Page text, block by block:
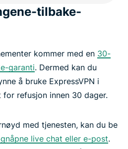
tilbake-
kommer med en 30-
garanti. Dermed kan du
å bruke ExpressVPN i
for refusjon innen 30 dager.
med tjenesten, kan du be
live chat eller e-post.